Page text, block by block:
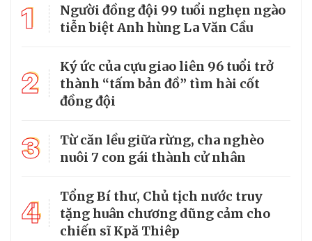
1
Người đồng đội 99 tuổi nghẹn ngào
tiễn biệt Anh hùng La Văn Cầu
2
Ký ức của cựu giao liên 96 tuổi trở
thành “tấm bản đồ” tìm hài cốt
đồng đội
3
Từ căn lều giữa rừng, cha nghèo
nuôi 7 con gái thành cử nhân
4
Tổng Bí thư, Chủ tịch nước truy
tặng huân chương dũng cảm cho
chiến sĩ Kpă Thiêp